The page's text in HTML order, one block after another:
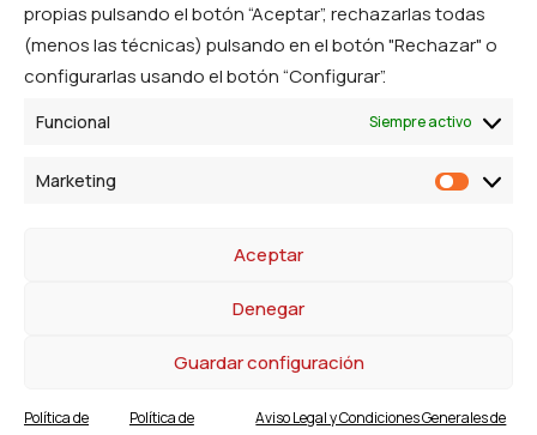
propias pulsando el botón “Aceptar”, rechazarlas todas
(menos las técnicas) pulsando en el botón "Rechazar" o
configurarlas usando el botón “Configurar”.
Funcional Siempre activo
Marketing
Aceptar
Denegar
Guardar configuración
Política de Política de Aviso Legal y Condiciones Generales de